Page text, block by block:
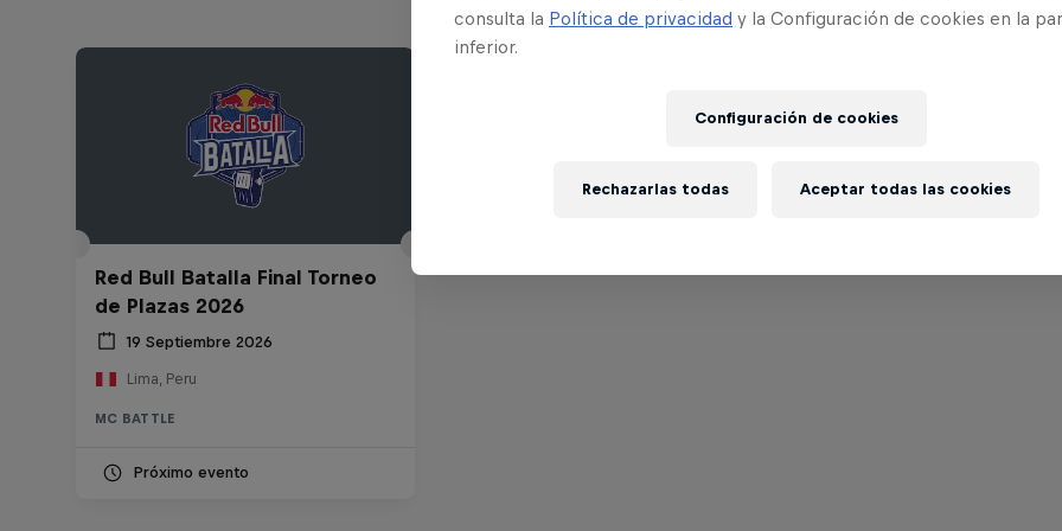
Red Bull Batalla Final Torneo
de Plazas 2026
19 Septiembre 2026
Lima, Peru
MC BATTLE
Próximo evento
consulta la Política de privacidad y la Configuración de cookies en la
inferior.
Configuración de cookies
Rechazarlas todas Aceptar todas las cookies